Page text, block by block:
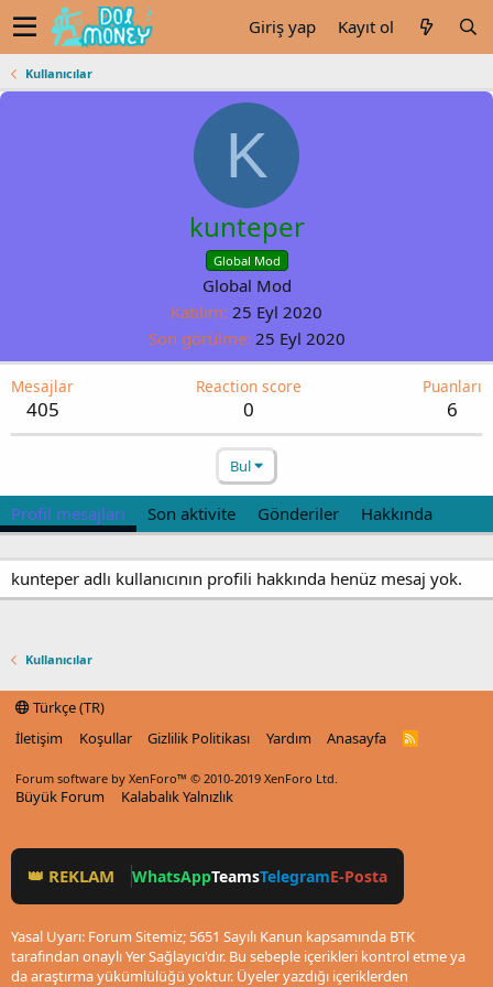
Giriş yap Kayıt ol
Kullanıcılar
K
kunteper
Global Mod
Global Mod
Katılım 25 Eyl 2020
Son görülme 25 Eyl 2020
Mesajlar
405
Reaction score
0
Puanları
6
Bul
Profil mesajları Son aktivite Gönderiler Hakkında
kunteper adlı kullanıcının profili hakkında henüz mesaj yok.
Kullanıcılar
Türkçe (TR)
İletişim
Koşullar Gizlilik Politikası Yardım Anasayfa
R
Forum software by XenForo™ © 2010-2019 XenForo Ltd.
Büyük Forum Kalabalık Yalnızlık
👑 REKLAM WhatsAppTeamsTelegramE-Posta
Yasal Uyarı: Forum Sitemiz; 5651 Sayılı Kanun kapsamında BTK
tarafından onaylı Yer Sağlayıcı'dır. Bu sebeple içerikleri kontrol etme ya
da araştırma yükümlülüğü yoktur. Üyeler yazdığı içeriklerden